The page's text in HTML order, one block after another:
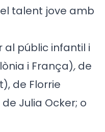
talent jove amb
públic infantil i
i França), de
de Florrie
Julia Ocker; o